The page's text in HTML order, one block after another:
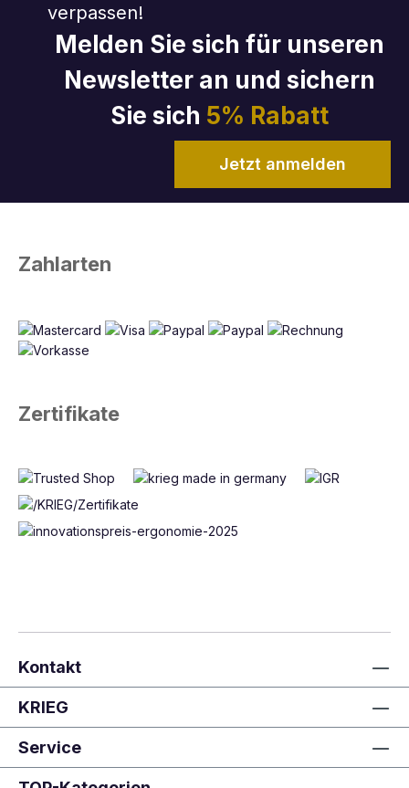
verpassen!
Melden Sie sich für unseren
Newsletter an und sichern
Sie sich 5% Rabatt
Jetzt anmelden
Zahlarten
Zertifikate
Kontakt
KRIEG
Service